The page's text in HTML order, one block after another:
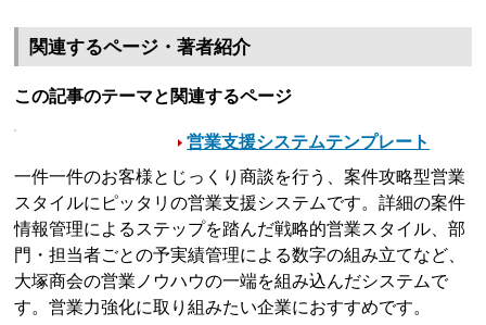
関連するページ・著者紹介
この記事のテーマと関連するページ
営業支援システムテンプレート
一件一件のお客様とじっくり商談を行う、案件攻略型営業
スタイルにピッタリの営業支援システムです。詳細の案件
情報管理によるステップを踏んだ戦略的営業スタイル、部
門・担当者ごとの予実績管理による数字の組み立てなど、
大塚商会の営業ノウハウの一端を組み込んだシステムで
す。営業力強化に取り組みたい企業におすすめです。